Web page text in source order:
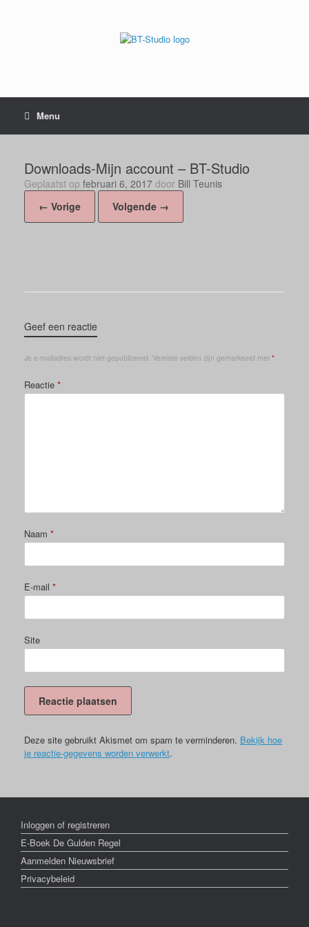
Menu
Downloads-Mijn account – BT-Studio
Geplaatst op februari 6, 2017 door Bill Teunis
← Vorige
Volgende →
Geef een reactie
Je e-mailadres wordt niet gepubliceerd. Vereiste velden zijn gemarkeerd met *
Reactie *
Naam *
E-mail *
Site
Deze site gebruikt Akismet om spam te verminderen. Bekijk hoe
je reactie-gegevens worden verwerkt.
Inloggen of registreren
E-Boek De Gulden Regel
Aanmelden Nieuwsbrief
Privacybeleid